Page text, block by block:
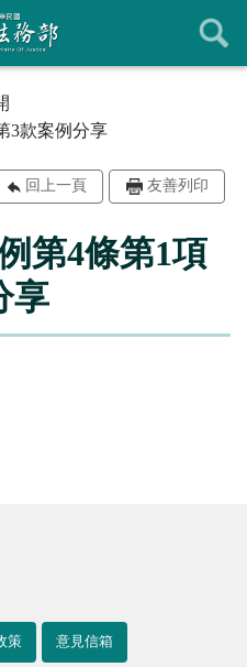
3款案例分享
回上一頁 友善列印
第4條第1項
享
策 意見信箱